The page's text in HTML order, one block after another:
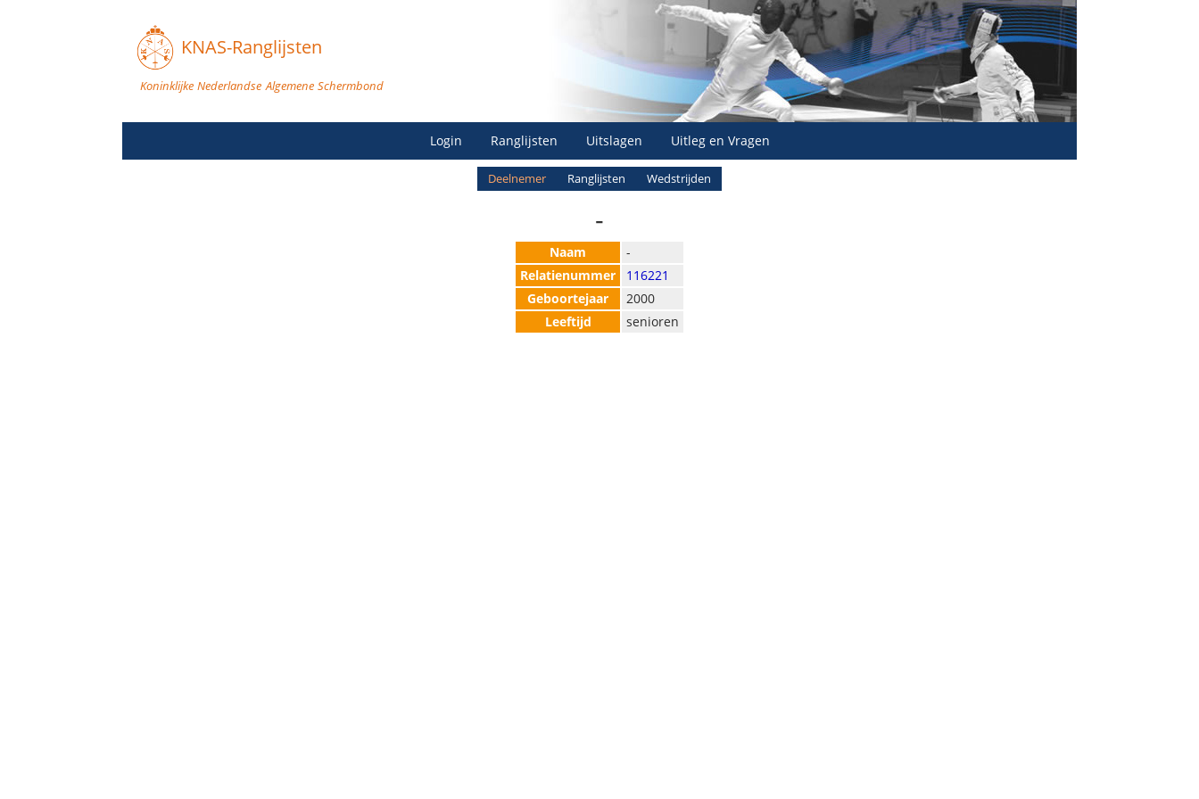
KNAS-Ranglijsten
Koninklijke Nederlandse Algemene Schermbond
Login Ranglijsten Uitslagen Uitleg en Vragen
Deelnemer Ranglijsten Wedstrijden
-
Naam
-
Relatienummer
116221
Geboortejaar
2000
Leeftijd
senioren